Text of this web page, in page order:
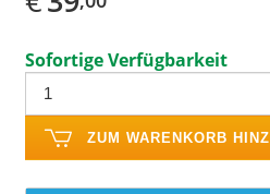
Sofortige Verfügbarkeit
ZUM WARENKORB